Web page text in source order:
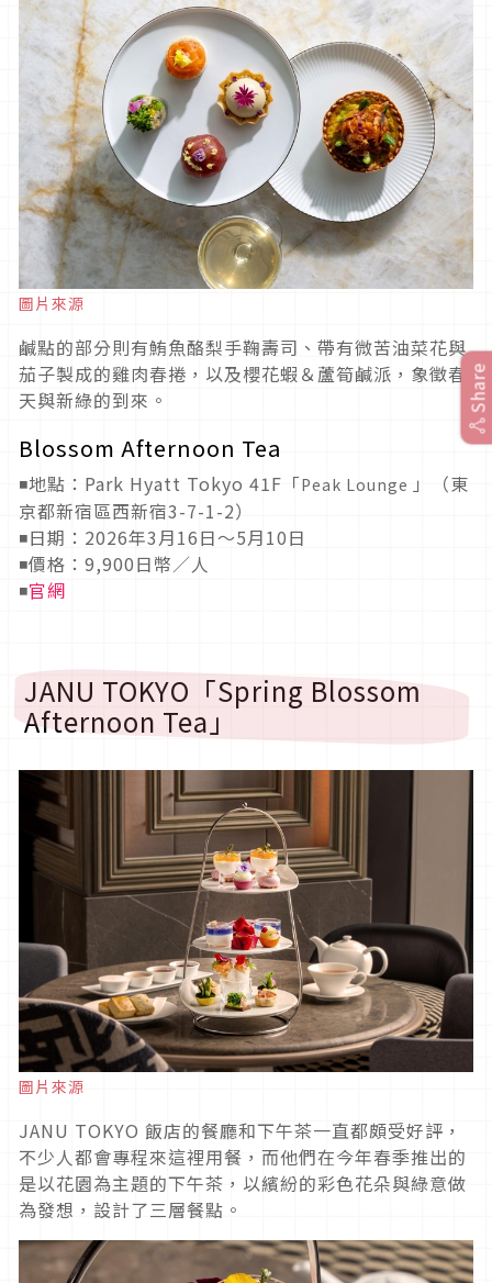
圖片來源
鹹點的部分則有鮪魚酪梨手鞠壽司、帶有微苦油菜花與
茄子製成的雞肉春捲，以及櫻花蝦＆蘆筍鹹派，象徵春
天與新綠的到來。
Blossom Afternoon Tea
◾地點：Park Hyatt Tokyo 41F「Peak Lounge 」（東
京都新宿區西新宿3-7-1-2）
◾日期：2026年3月16日～5月10日
◾價格：9,900日幣／人
◾官網
JANU TOKYO「Spring Blossom
Afternoon Tea」
圖片來源
JANU TOKYO 飯店的餐廳和下午茶一直都頗受好評，
不少人都會專程來這裡用餐，而他們在今年春季推出的
是以花園為主題的下午茶，以繽紛的彩色花朵與綠意做
為發想，設計了三層餐點。
Share